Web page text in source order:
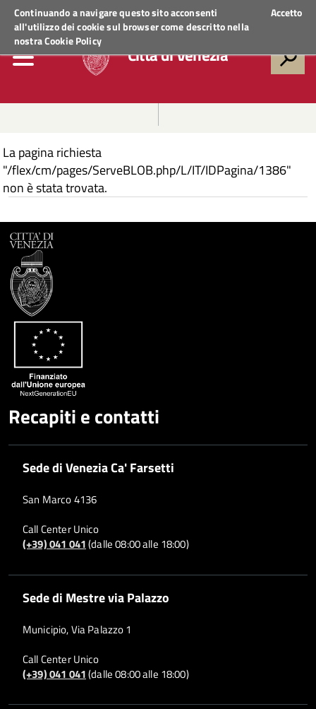
Continuando a navigare questo sito acconsenti
all'utilizzo dei cookie sul browser come descritto nella
nostraCookie Policy
Accetto
Regione VenetoACCEDI AI SERVIZI
Città di Venezia
La pagina richiesta
"/flex/cm/pages/ServeBLOB.php/L/IT/IDPagina/1386"
non è stata trovata.
Recapiti e contatti
Sede di Venezia Ca' Farsetti
San Marco 4136
Call Center Unico
(+39) 041 041(dalle 08:00 alle 18:00)
Sede di Mestre via Palazzo
Municipio, Via Palazzo 1
Call Center Unico
(+39) 041 041(dalle 08:00 alle 18:00)